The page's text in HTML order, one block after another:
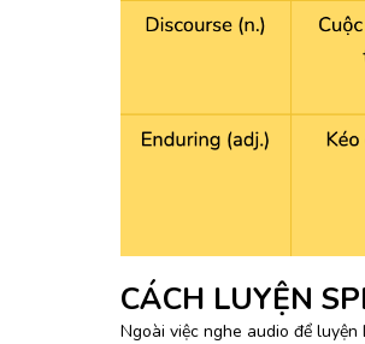
CÁCH LUYỆN
Ngoài việc nghe audio để